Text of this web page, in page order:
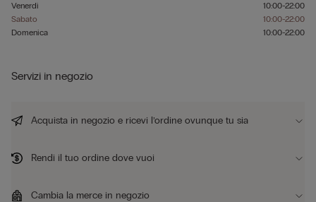
Venerdì
10:00-22:00
Sabato
10:00-22:00
Domenica
10:00-22:00
Servizi in negozio
Acquista in negozio e ricevi l’ordine ovunque tu sia
Rendi il tuo ordine dove vuoi
Cambia la merce in negozio